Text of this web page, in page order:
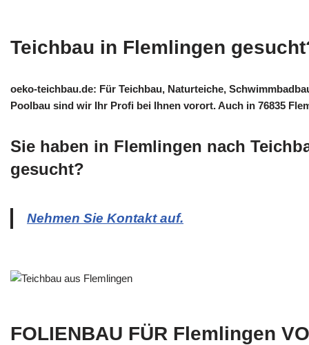
Teichbau in Flemlingen
oeko-teichbau.de: Für Teichbau, Naturteiche,
Poolbau sind wir Ihr Profi bei Ihnen vorort. Auch in 76835
Sie haben in Flemlingen nach
gesucht?
Nehmen Sie Kontakt auf.
FOLIENBAU FÜR Flemlingen